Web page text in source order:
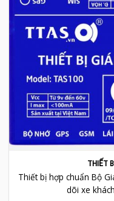
THIẾT
Thiết bị hợp chuẩn Bộ